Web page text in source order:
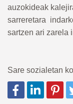
auzokideak
sarreretara
sartzen ari zarela
Sare sozialetan